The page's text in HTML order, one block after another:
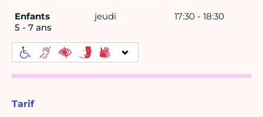
Enfants
5 - 7 ans
jeudi 17:30 - 18:30
Tarif